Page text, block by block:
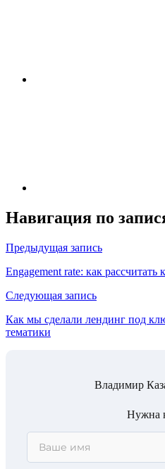
Навигация по
Предыдущая запись
Engagement rate: как
Следующая запись
Как мы сделали лендинг под
тематики
Владимир
Нужна